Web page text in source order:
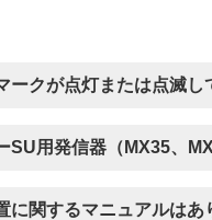
ークが点灯または点滅
SU用発信器（MX35、
に関するマニュアルはあ